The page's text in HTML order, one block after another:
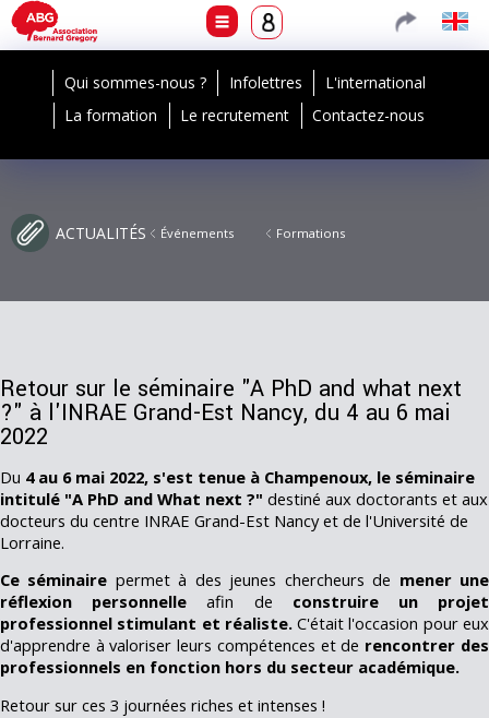
Qui sommes-nous ? Infolettres
L'international
La formation
Le recrutement Contactez-nous
ACTUALITÉS Événements Formations
Retour sur le séminaire "A PhD and what next
?" à l'INRAE Grand-Est Nancy, du 4 au 6 mai
2022
Du 4 au 6 mai 2022, s'est tenue à Champenoux, le séminaire
intitulé "A PhD and What next ?" destiné aux doctorants et aux
docteurs du centre INRAE Grand-Est Nancy et de l'Université de
Lorraine.
Ce séminaire permet à des jeunes chercheurs de mener une
réflexion personnelleafin de construire un projet
professionnel stimulant et réaliste.C'était l'occasion pour eux
d'apprendre à valoriser leurs compétences et de rencontrer des
professionnels en fonction hors du secteur académique.
Retour sur ces 3 journées riches et intenses !